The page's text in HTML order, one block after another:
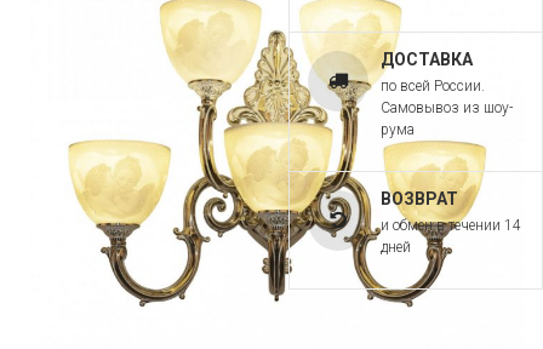
ДОСТАВКА
по всей России.
Самовывоз из шоу-
рума
ВОЗВРАТ
и обмен в течении 14
дней